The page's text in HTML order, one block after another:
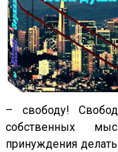
– свободу!
собственных
принуждения